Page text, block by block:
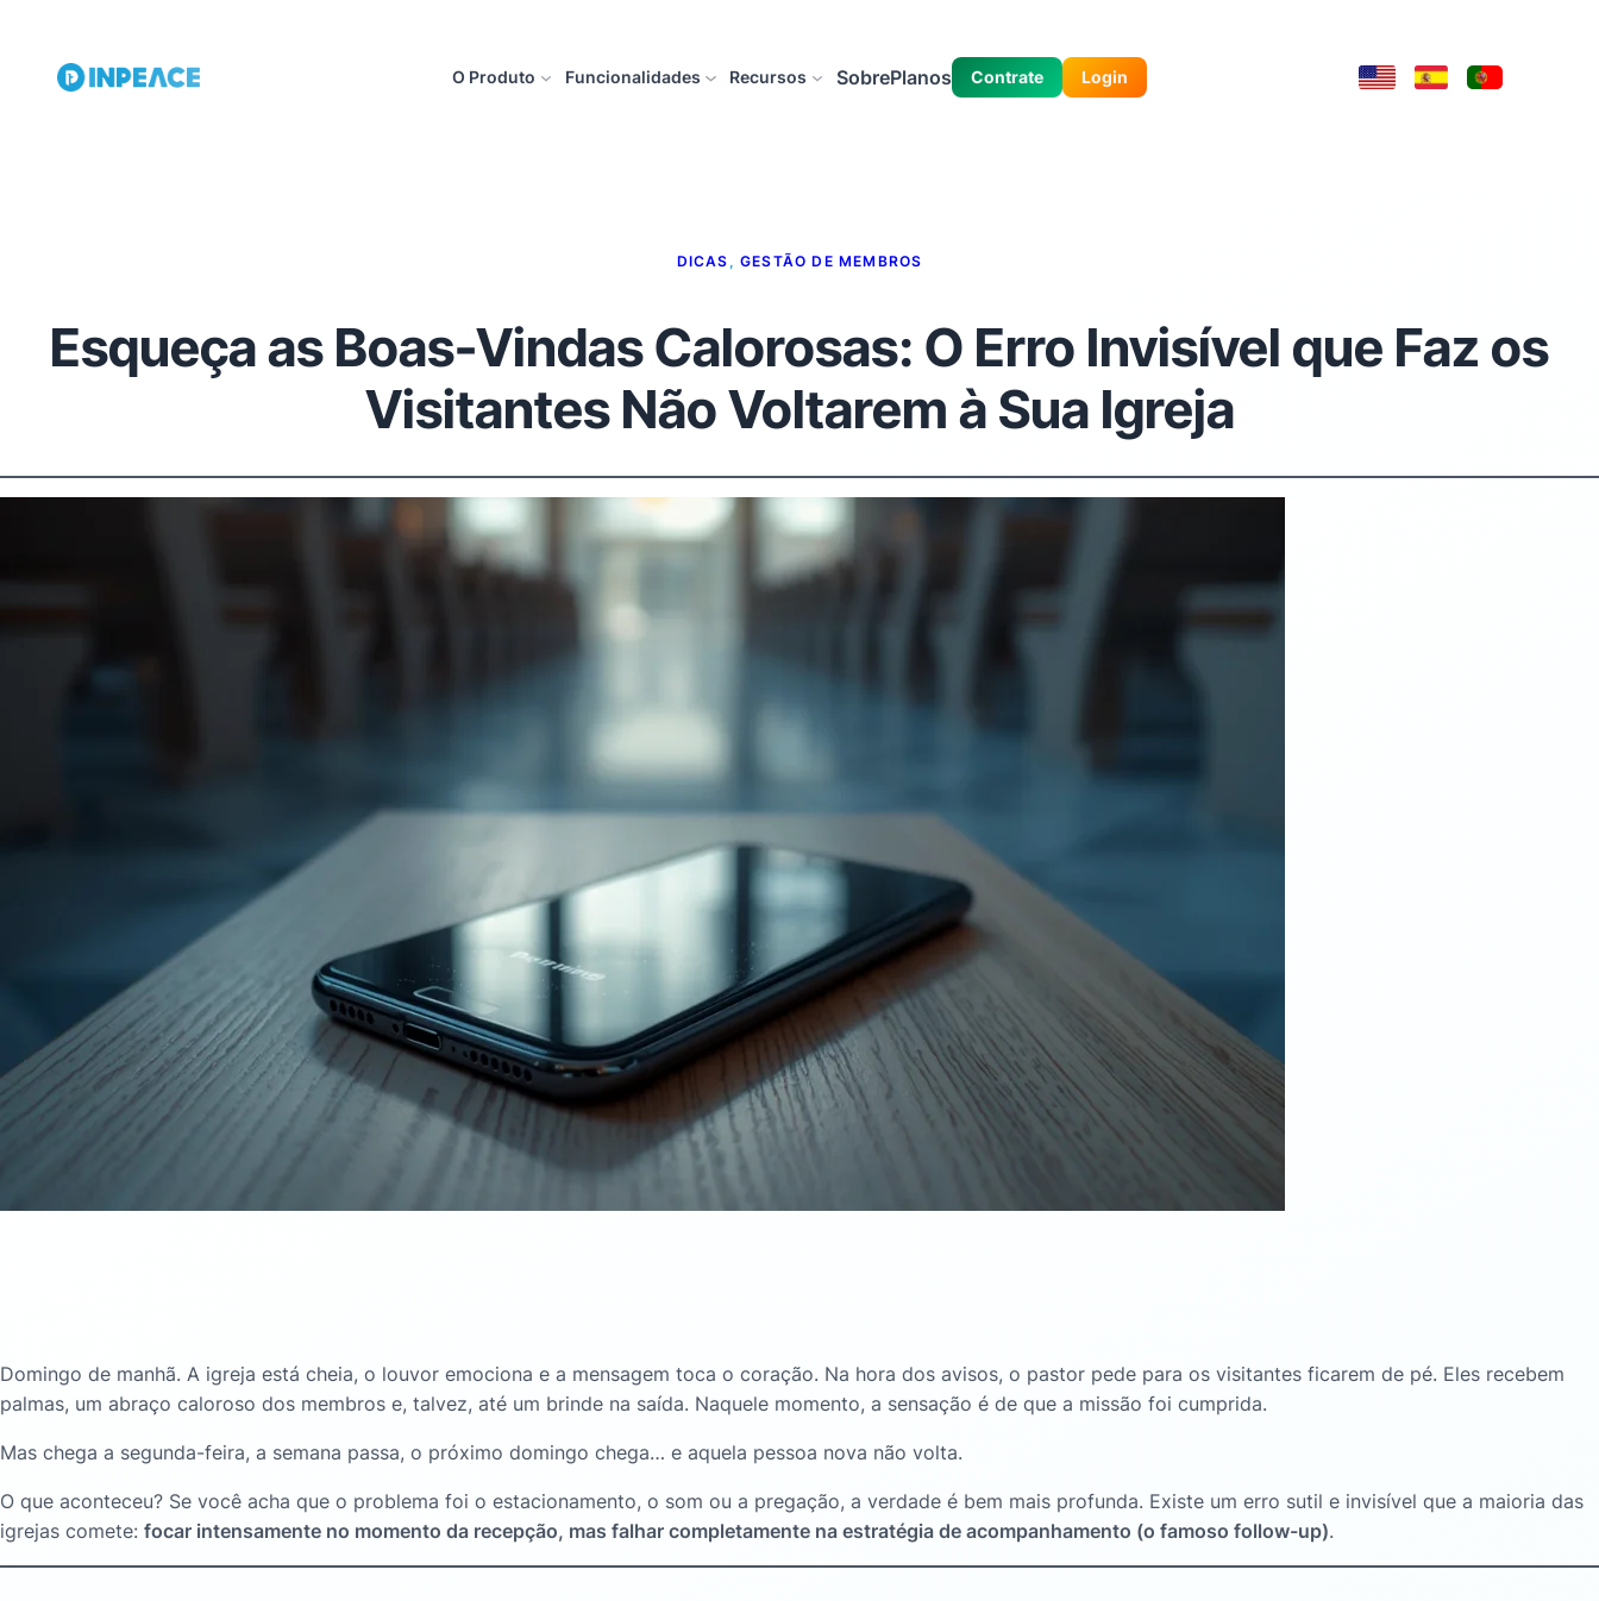
O Produto Funcionalidades Recursos SobrePlanos Contrate Login
DICAS , GESTÃO DE MEMBROS
Esqueça as Boas-Vindas Calorosas: O Erro Invisível que Faz os
Visitantes Não Voltarem à Sua Igreja
Domingo de manhã. A igreja está cheia, o louvor emociona e a mensagem toca o coração. Na hora dos avisos, o pastor pede para os visitantes ficarem de pé. Eles recebem
palmas, um abraço caloroso dos membros e, talvez, até um brinde na saída. Naquele momento, a sensação é de que a missão foi cumprida.
Mas chega a segunda-feira, a semana passa, o próximo domingo chega… e aquela pessoa nova não volta.
O que aconteceu? Se você acha que o problema foi o estacionamento, o som ou a pregação, a verdade é bem mais profunda. Existe um erro sutil e invisível que a maioria das
igrejas comete: focar intensamente no momento da recepção, mas falhar completamente na estratégia de acompanhamento (o famoso follow-up).